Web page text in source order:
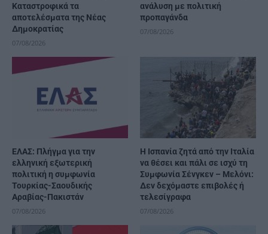
Καταστροφικά τα
αποτελέσματα της Νέας
Δημοκρατίας
07/08/2026
ανάλυση με πολιτική
προπαγάνδα
07/08/2026
ΕΛΑΣ: Πλήγμα για την
ελληνική εξωτερική
πολιτική η συμφωνία
Τουρκίας-Σαουδικής
Αραβίας-Πακιστάν
07/08/2026
H Ισπανία ζητά από την Ιταλία
να θέσει και πάλι σε ισχύ τη
Συμφωνία Σένγκεν – Μελόνι:
Δεν δεχόμαστε επιβολές ή
τελεσίγραφα
07/08/2026